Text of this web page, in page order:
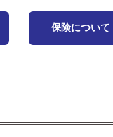
保険について